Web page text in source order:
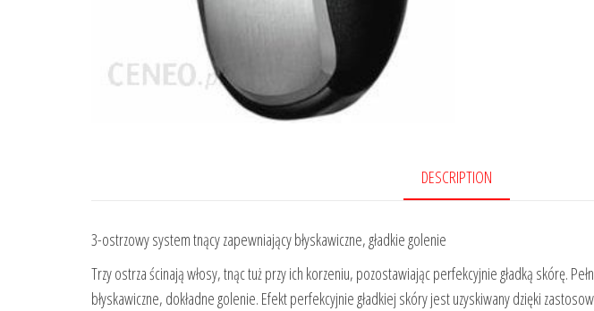
DESCRIPTION
3-ostrzowy system tnący zapewniający błyskawiczne, gładkie golenie
Trzy ostrza ścinają włosy, tnąc tuż przy ich korzeniu, pozostawiając perfekcyjnie gładką skórę.
błyskawiczne, dokładne golenie. Efekt perfekcyjnie gładkiej skóry jest uzyskiwany dzięki